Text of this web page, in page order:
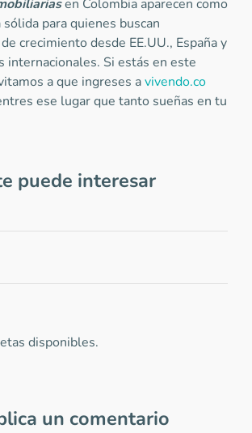
en Colombia aparecen como
para quienes buscan
crecimiento desde EE.UU., España y
internacionales. Si estás en este
a que ingreses avivendo.co
ese lugar que tanto sueñas en tu
puede interesar
disponibles.
un comentario